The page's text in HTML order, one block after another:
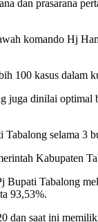
dan prasarana
komando Hj
100 kasus dalam
dinilai
selama 3
Kabupaten
Tabalong
93,53%.
saat ini